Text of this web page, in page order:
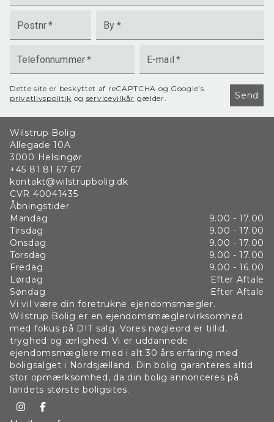
Postnr* By *
Telefonnummer* E-mail *
Dette site er beskyttet af reCAPTCHA og Google’s
privatlivspolitik og servicevilkår gælder. Send
Wilstrup Bolig
Allegade 10A
3000 Helsingør
+45 81 81 67 67
kontakt@wilstrupbolig.dk
CVR 40041435
Åbningstider
Mandag
9.00 - 17.00
Tirsdag
9.00 - 17.00
Onsdag
9.00 - 17.00
Torsdag
9.00 - 17.00
Fredag
9.00 - 16.00
Lørdag
Efter Aftale
Søndag
Efter Aftale
Vi vil være din foretrukne ejendomsmægler.
Wilstrup Bolig er en ejendomsmæglervirksomhed
med fokus på DIT salg. Vores nøgleord er tillid,
tryghed og ærlighed. Vi er uddannede
ejendomsmæglere med i alt 30 års erfaring med
boligsalget i Nordsjælland. Din bolig garanteres altid
stor opmærksomhed, da din bolig annonceres på
landets største boligsites.